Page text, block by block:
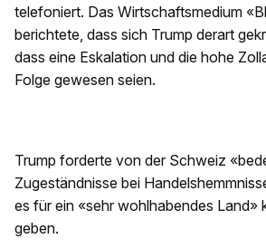
telefoniert. Das Wirtschaftsmedium
berichtete, dass sich Trump derart
dass eine Eskalation und die hohe
Folge gewesen seien.
Trump forderte von der Schweiz
Zugeständnisse bei
es für ein «sehr wohlhabendes Land»
geben.